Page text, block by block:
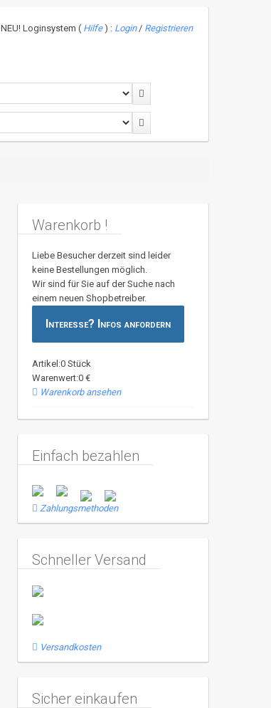
NEU! Loginsystem ( Hilfe) : Login/ Registrieren
Warenkorb !
Liebe Besucher derzeit sind leider
keine Bestellungen möglich.
Wir sind für Sie auf der Suche nach
einem neuen Shopbetreiber.
Interesse? Infos anfordern
Artikel:0 Stück
Warenwert:0 €
Warenkorb ansehen
Einfach bezahlen
Zahlungsmethoden
Schneller Versand
Versandkosten
Sicher einkaufen